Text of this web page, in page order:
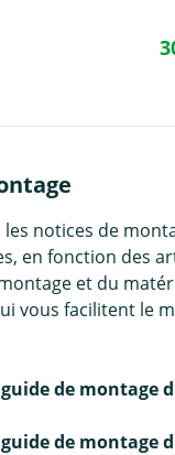
notices de
en fonction des
et du
vous facilitent le
de montage
de montage